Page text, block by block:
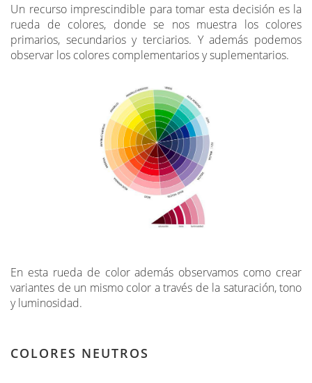
Un recurso imprescindible para tomar esta decisión es la
rueda de colores, donde se nos muestra los colores
primarios, secundarios y terciarios. Y además podemos
observar los colores complementarios y suplementarios.
En esta rueda de color además observamos como crear
variantes de un mismo color a través de la saturación, tono
y luminosidad.
COLORES NEUTROS